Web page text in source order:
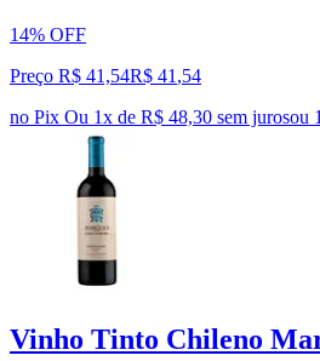
14% OFF
Preço R$ 41,54R$ 41 ,54
no Pix Ou 1x de R$ 48,30 sem jurosou 1
Vinho Tinto Chileno